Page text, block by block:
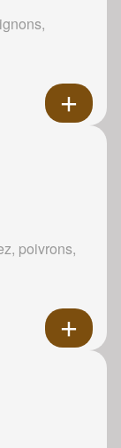
poivrons,